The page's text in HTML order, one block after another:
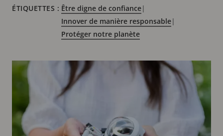
ÉTIQUETTES : Être digne de confiance|
Innover de manière responsable|
Protéger notre planète